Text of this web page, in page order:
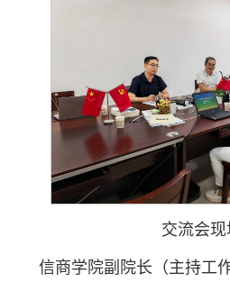
交流会现
信商学院副院长（主持工